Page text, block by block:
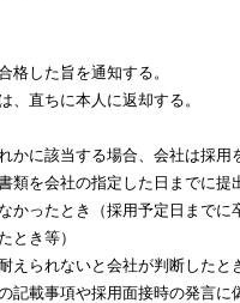
した旨を通知する。
直ちに本人に返却する。
に該当する場合、会社は採用
を会社の指定した日までに提
ったとき（採用予定日までに
とき等）
られないと会社が判断したと
載事項や採用面接時の発言に